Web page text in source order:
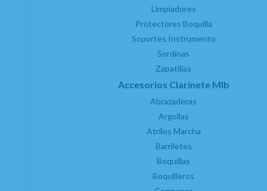
Limpiadores
Protectores Boquilla
Soportes Instrumento
Sordinas
Zapatillas
Accesorios Clarinete MIb
Abrazaderas
Argollas
Atriles Marcha
Barriletes
Boquillas
Boquilleros
SERVICIO TÉCNICO AUTORIZADO